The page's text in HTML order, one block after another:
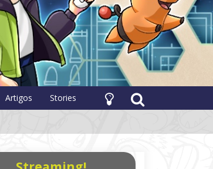
Artigos Stories